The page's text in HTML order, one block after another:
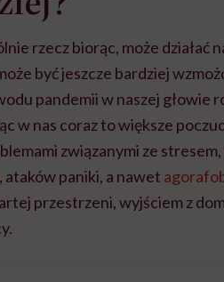
rzecz biorąc, może działać
być jeszcze bardziej
pandemii w naszej głowie
w nas coraz to większe
związanymi ze
, ataków paniki, a nawet
przestrzeni, wyjściem z